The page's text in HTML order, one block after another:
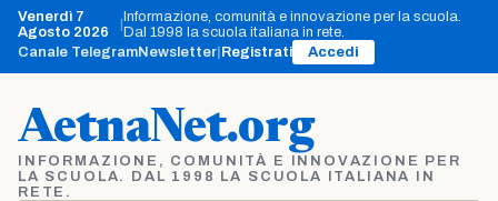
Vai
contenuto
Venerdì 7
Agosto 2026
Informazione, comunità e innovazione per la scuola.
Dal 1998 la scuola italiana in rete.
Canale TelegramNewsletter Registrati Accedi
AetnaNet.org
INFORMAZIONE, COMUNITÀ E INNOVAZIONE PER
LA SCUOLA. DAL 1998 LA SCUOLA ITALIANA IN
RETE.